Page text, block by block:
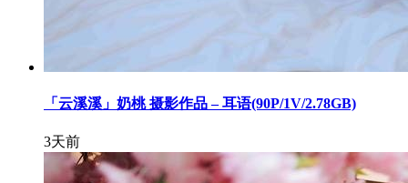
「云溪溪」奶桃 摄影作品 – 耳语(90P/1V/2.78GB)
3天前